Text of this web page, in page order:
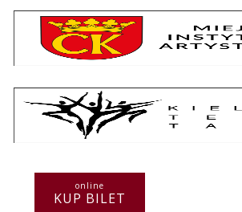
online
KUP BILET
Repertuar